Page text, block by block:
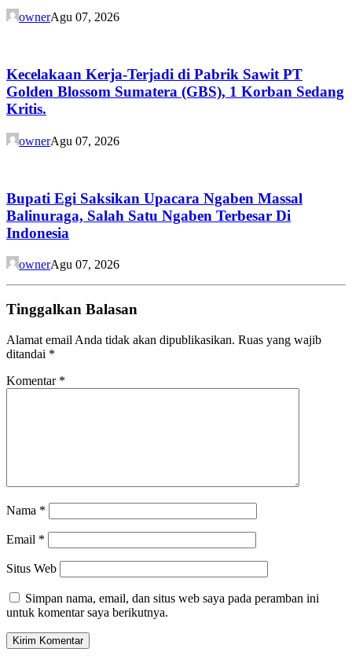
ownerAgu 07, 2026
Kecelakaan Kerja-Terjadi di Pabrik Sawit PT
Golden Blossom Sumatera (GBS), 1 Korban Sedang
Kritis.
ownerAgu 07, 2026
Bupati Egi Saksikan Upacara Ngaben Massal
Balinuraga, Salah Satu Ngaben Terbesar Di
Indonesia
ownerAgu 07, 2026
Tinggalkan Balasan
Alamat email Anda tidak akan dipublikasikan. Ruas yang wajib
ditandai *
Komentar *
Nama *
Email *
Situs Web
Simpan nama, email, dan situs web saya pada peramban ini
untuk komentar saya berikutnya.